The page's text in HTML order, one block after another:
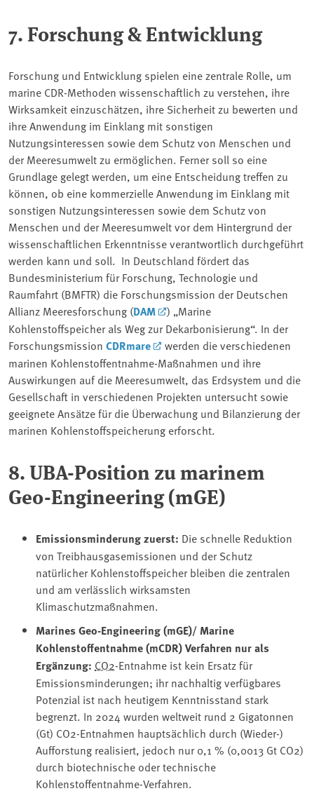
7. Forschung & Entwicklung
Forschung und Entwicklung spielen eine zentrale Rolle, um
marine CDR-Methoden wissenschaftlich zu verstehen, ihre
Wirksamkeit einzuschätzen, ihre Sicherheit zu bewerten und
ihre Anwendung im Einklang mit sonstigen
Nutzungsinteressen sowie dem Schutz von Menschen und
der Meeresumwelt zu ermöglichen. Ferner soll so eine
Grundlage gelegt werden, um eine Entscheidung treffen zu
können, ob eine kommerzielle Anwendung im Einklang mit
sonstigen Nutzungsinteressen sowie dem Schutz von
Menschen und der Meeresumwelt vor dem Hintergrund der
wissenschaftlichen Erkenntnisse verantwortlich durchgeführt
werden kann und soll. In Deutschland fördert das
Bundesministerium für Forschung, Technologie und
Raumfahrt (BMFTR) die Forschungsmission der Deutschen
Allianz Meeresforschung (DAM
) „Marine
Kohlenstoffspeicher als Weg zur Dekarbonisierung“. In der
Forschungsmission CDRmare
werden die verschiedenen
marinen Kohlenstoffentnahme-Maßnahmen und ihre
Auswirkungen auf die Meeresumwelt, das Erdsystem und die
Gesellschaft in verschiedenen Projekten untersucht sowie
geeignete Ansätze für die Überwachung und Bilanzierung der
marinen Kohlenstoffspeicherung erforscht.
8. UBA-Position zu marinem
Geo-Engineering (mGE)
Emissionsminderung zuerst: Die schnelle Reduktion
von Treibhausgasemissionen und der Schutz
natürlicher Kohlenstoffspeicher bleiben die zentralen
und am verlässlich wirksamsten
Klimaschutzmaßnahmen.
Marines Geo-Engineering (mGE)/ Marine
Kohlenstoffentnahme (mCDR) Verfahren nur als
Ergänzung: CO2-Entnahme ist kein Ersatz für
Emissionsminderungen; ihr nachhaltig verfügbares
Potenzial ist nach heutigem Kenntnisstand stark
begrenzt. In 2024 wurden weltweit rund 2 Gigatonnen
(Gt) CO2-Entnahmen hauptsächlich durch (Wieder-)
Aufforstung realisiert, jedoch nur 0,1 % (0,0013 Gt CO2)
durch biotechnische oder technische
Kohlenstoffentnahme-Verfahren.